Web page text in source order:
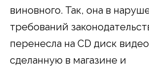
виновного. Так, она в
требований
перенесла на CD диск
сделанную в магазине и